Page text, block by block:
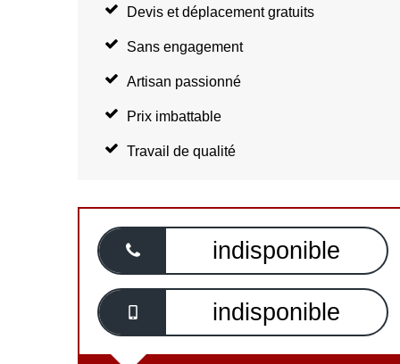
Devis et déplacement gratuits
Sans engagement
Artisan passionné
Prix imbattable
Travail de qualité
indisponible
indisponible